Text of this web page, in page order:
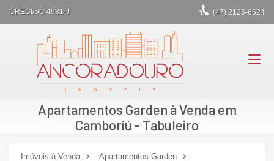
CRECI/SC 4931-J (47) 2125-6624
Apartamentos Garden à Venda em
Camboriú - Tabuleiro
Imóveis à Venda
Apartamentos Garden